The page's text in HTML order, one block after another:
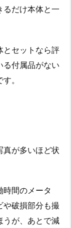
るだけ本体と一
とセットなら評
る付属品がない
。
真が多いほど状
時間のメータ
や破損部分も撮
うが、あとで減